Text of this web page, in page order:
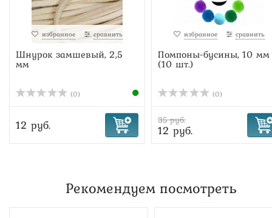
избранное сравнить
Шнурок замшевый, 2,5
мм
(0)
12 руб.
избранное сравнить
Помпоны-бусины, 10 мм
(10 шт.)
(0)
35 руб.
12 руб.
Рекомендуем посмотреть